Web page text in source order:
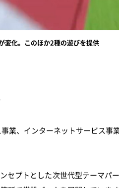
変化。このほか2種の遊びを提供
業、インターネットサービス事
セプトとした次世代型テーマパ